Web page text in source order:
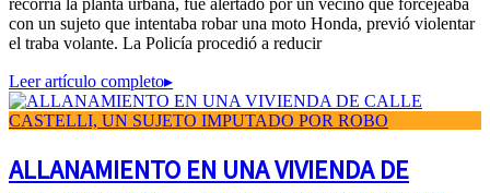
con un sujeto que intentaba robar una moto Honda, previó violentar
el traba volante. La Policía procedió a reducir
Leer artículo completo▸
ALLANAMIENTO EN UNA VIVIENDA DE